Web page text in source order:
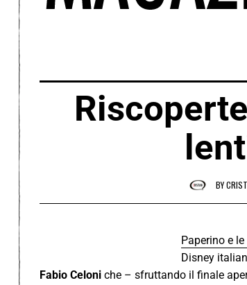
BY
Paperino e
Disney
Fabio Celoni che – sfruttando il finale